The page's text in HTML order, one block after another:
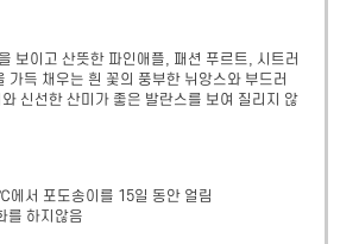
보이고 산뜻한 파인애플, 패션 푸르트, 시트러
가득 채우는 흰 꽃의 풍부한 뉘앙스와 부드러
신선한 산미가 좋은 발란스를 보여 질리지 않
서 포도송이를 15일 동안 얼림
를 하지않음